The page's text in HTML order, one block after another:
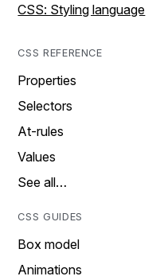
CSS: Styling language
CSS REFERENCE
Properties
Selectors
At-rules
Values
See all…
CSS GUIDES
Box model
Animations